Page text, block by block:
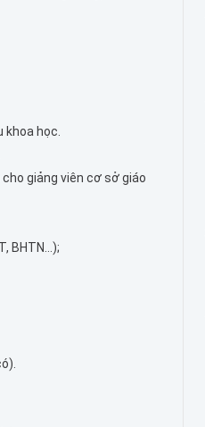
học.
giảng viên cơ sở giáo
BHTN…);